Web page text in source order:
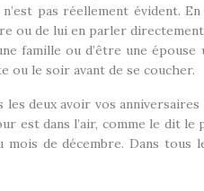
pas réellement évident. En
ou de lui en parler
famille ou d’être une
ou le soir avant de se coucher.
deux avoir vos
est dans l’air, comme le dit
de décembre. Dans tous